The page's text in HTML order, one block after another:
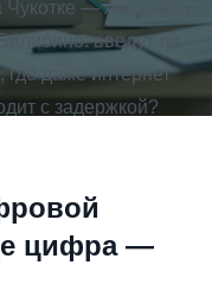
— Анадырь,
введут ли
даже интернет
с задержкой?
цифра —